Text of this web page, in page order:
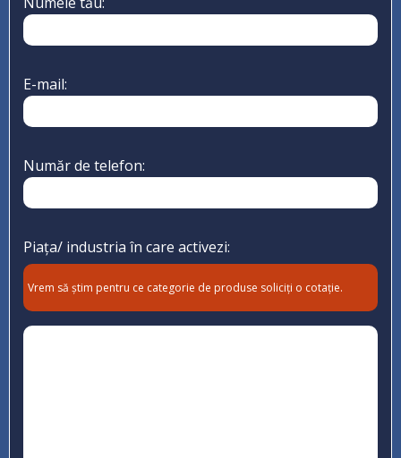
E-mail:
Număr de telefon:
Piața/ industria în care activezi:
Vrem să știm pentru ce categorie de produse soliciți o cotație.